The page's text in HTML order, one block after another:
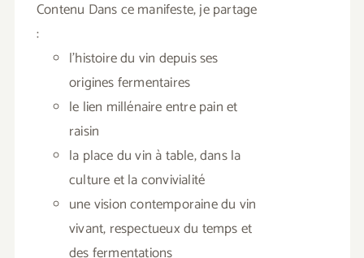
Contenu Dans ce manifeste, je partage
:
l’histoire du vin depuis ses
origines fermentaires
le lien millénaire entre pain et
raisin
la place du vin à table, dans la
culture et la convivialité
une vision contemporaine du vin
vivant, respectueux du temps et
des fermentations